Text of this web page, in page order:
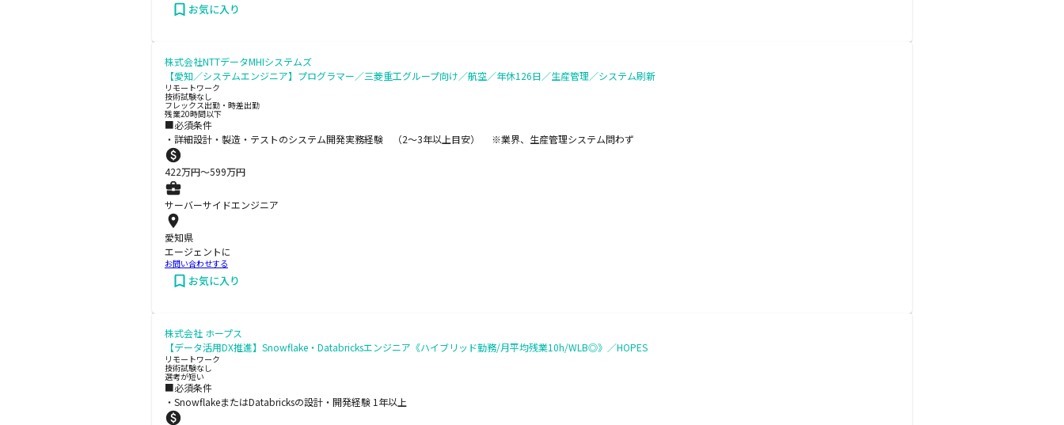
お気に入り
株式会社NTTデータMHIシステムズ
【愛知／システムエンジニア】プログラマー／三菱重工グループ向け／航空／年休126日／生産管理／システム刷新
リモートワーク
技術試験なし
フレックス出勤・時差出勤
残業20時間以下
■必須条件
・詳細設計・製造・テストのシステム開発実務経験 （2～3年以上目安） ※業界、生産管理システム問わず
422万円〜599万円
サーバーサイドエンジニア
愛知県
エージェントに
お問い合わせする
お気に入り
株式会社 ホープス
【データ活用DX推進】Snowflake・Databricksエンジニア《ハイブリッド勤務/月平均残業10h/WLB◎》／HOPES
リモートワーク
技術試験なし
選考が短い
■必須条件
・SnowflakeまたはDatabricksの設計・開発経験 1年以上